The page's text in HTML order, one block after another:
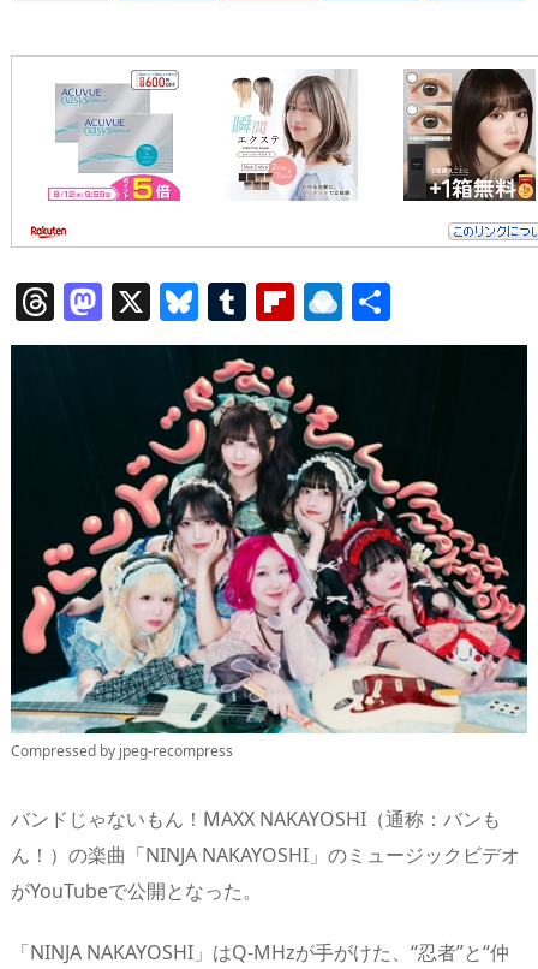
T
h
M
a
o
n
X Bl
u
e
sk
y
T
u
m
bl
r
Fl
ip
b
o
ar
d
R
ai
ro
p.
io
有
Compressed by jpeg-recompress
バンドじゃないもん！MAXX NAKAYOSHI（通称：バンも
ん！）の楽曲「NINJA NAKAYOSHI」のミュージックビデオ
がYouTubeで公開となった。
「NINJA NAKAYOSHI」はQ-MHzが手がけた、“忍者”と“仲